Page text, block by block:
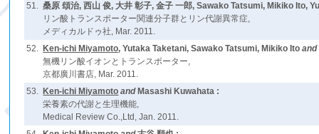
51. 桑原 頌治, 西山 俊, 大井 彰子, 金子 一郎, Sawako Tatsumi, Mikiko Ito,
リン酸トランスポーター関連分子群とリン代謝異常症,
メディカルドゥ社, Mar. 2011.
52. Ken-ichi Miyamoto, Yutaka Taketani, Sawako Tatsumi, Mikiko Ito and
無機リン酸イオンとトランスポーター,
京都廣川書店, Mar. 2011.
53. Ken-ichi Miyamoto and Masashi Kuwahata :
栄養素の代謝と生理機能,
Medical Review Co.,Ltd, Jan. 2011.